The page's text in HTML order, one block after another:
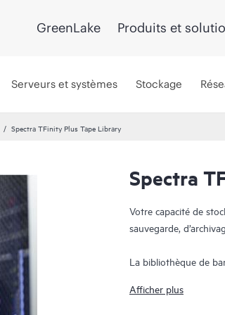
GreenLake Produits et
Serveurs et systèmes Stockage
Spectra TFinity Plus Tape Library
Spectra
Votre capacité de
sauvegarde,
La bibliothèque de
et une vitesse conçus
Afficher plus